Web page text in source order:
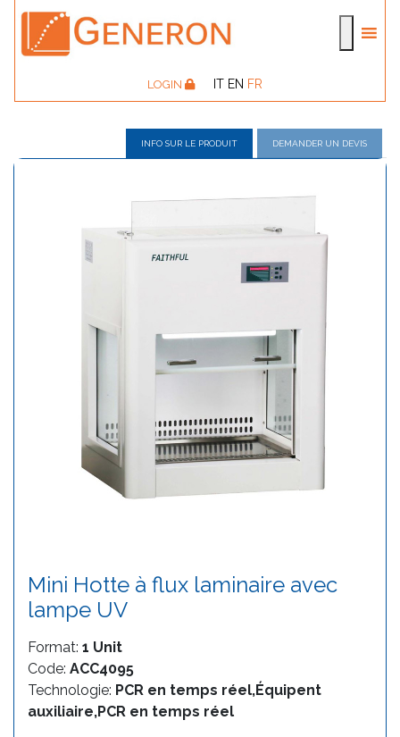
LOGIN IT EN FR
INFO SUR LE PRODUIT DEMANDER UN DEVIS
Mini Hotte à flux laminaire avec
lampe UV
Format: 1 Unit
Code: ACC4095
Technologie: PCR en temps réel,Équipent
auxiliaire,PCR en temps réel